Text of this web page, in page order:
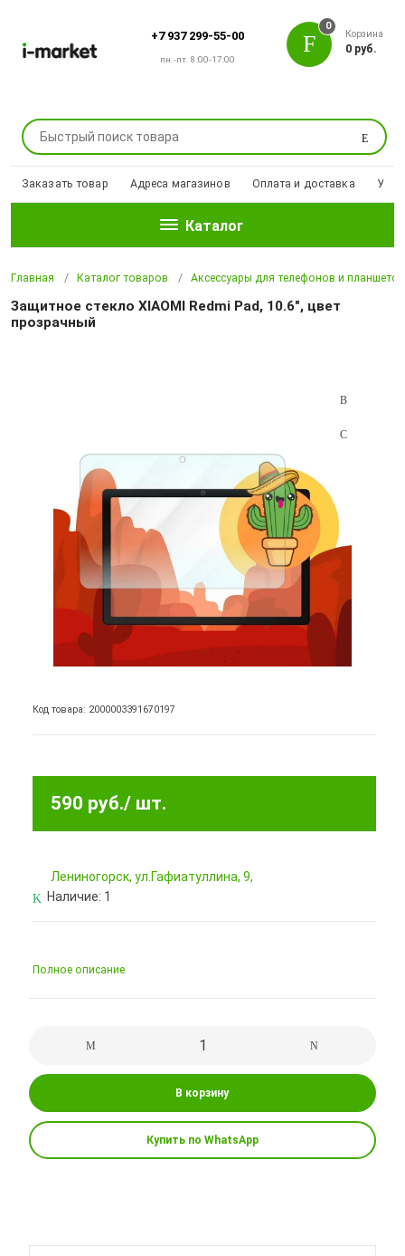
+7 937 299-55-00
пн.-пт. 8:00-17:00
Поиск
0
Корзина
0 руб.
Заказать товар Адреса магазинов Оплата и доставка
Каталог
Главная Каталог товаров Аксессуары для телефонов и планшетов
Защитное стекло XIAOMI Redmi Pad, 10.6", цвет
прозрачный
Код товара: 2000003391670197
590 руб./ шт.
Лениногорск, ул.Гафиатуллина, 9,
Наличие: 1
Полное описание
В корзину
Купить по WhatsApp